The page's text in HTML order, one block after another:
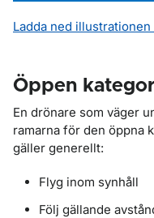
Ladda ned illustrationen
Öppen
En drönare som väger
ramarna för den öppna
gäller generellt:
Flyg inom synhåll
Följ gällande